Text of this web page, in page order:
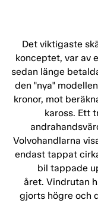
Det viktigaste
konceptet, var av
sedan länge
den "nya"
kronor, mot
kaross. Ett
Volvohandlarna
endast tappat
bil tappade
året. Vindrutan
gjorts högre och